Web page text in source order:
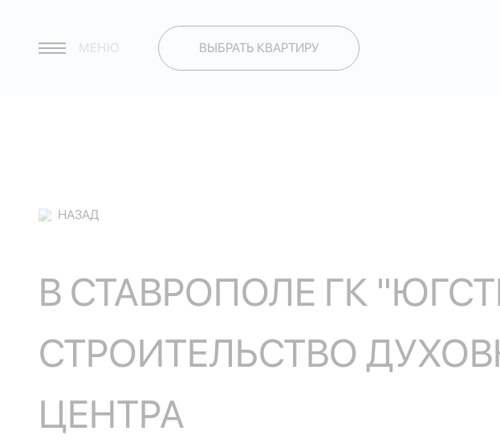
МЕНЮ ВЫБРАТЬ КВАРТИРУ
НАЗАД
В СТАВРОПОЛЕ ГК
СТРОИТЕЛЬСТВО
ЦЕНТРА